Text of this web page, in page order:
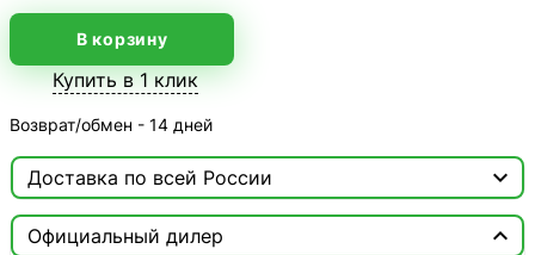
В корзину
Купить в 1 клик
Возврат/обмен - 14 дней
Доставка по всей России 
 Москва
Официальный дилер
